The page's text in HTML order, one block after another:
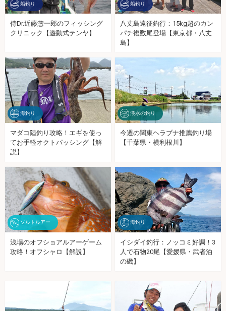
船釣り
侍Dr.近藤惣一郎のフィッシング
クリニック【遊動式テンヤ】
船釣り
八丈島遠征釣行：15kg超のカン
パチ複数尾登場【東京都・八丈
島】
海釣り
マダコ陸釣り攻略！エギを使っ
てお手軽オクトパッシング【解
説】
淡水の釣り
今週の関東ヘラブナ推薦釣り場
【千葉県・横利根川】
ソルトルアー
浅場のオフショアルアーゲーム
攻略！オフシャロ【解説】
海釣り
イシダイ釣行：ノッコミ好調！3
人で石物20尾【愛媛県・武者泊
の磯】